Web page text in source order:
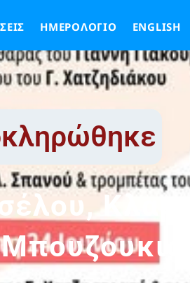
ΗΜΕΡΟΛΌΓΙΟ ENGLISH